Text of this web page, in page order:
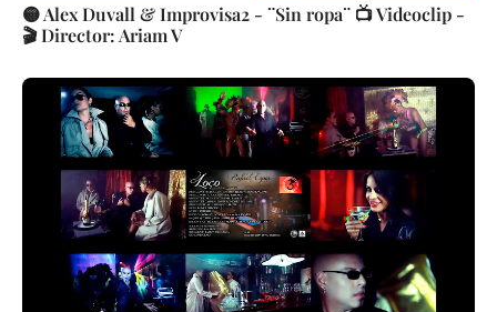
🟡 Alex Duvall & Improvisa2 - ¨Sin ropa¨ 📺 Videoclip -
🎬 Director: Ariam V